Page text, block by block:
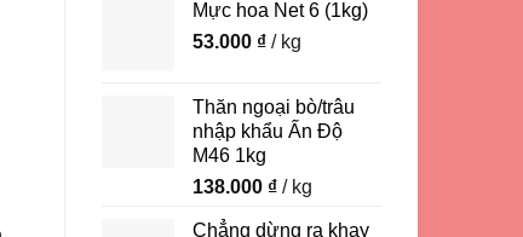
Mực hoa Net 6 (1kg)
53.000 ₫/ kg
Thăn ngoại bò/trâu
nhập khẩu Ấn Độ
M46 1kg
138.000 ₫/ kg
Chẳng dừng ra khay